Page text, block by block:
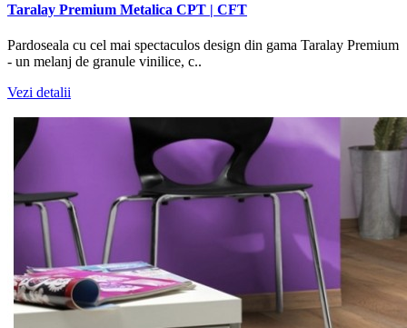
Taralay Premium Metalica CPT | CFT
Pardoseala cu cel mai spectaculos design din gama Taralay Premium
- un melanj de granule vinilice, c..
Vezi detalii